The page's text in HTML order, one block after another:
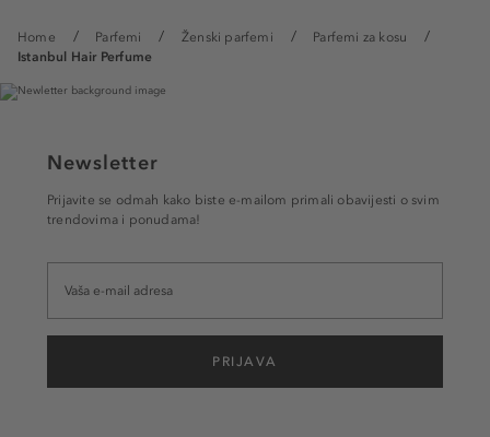
Home Parfemi Ženski parfemi
Parfemi za kosu
Istanbul Hair Perfume
Newsletter
Prijavite se odmah kako biste e-mailom primali obavijesti o svim
trendovima i ponudama!
PRIJAVA